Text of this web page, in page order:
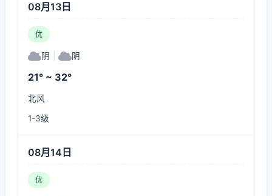
08月13日
优
阴 阴
21° ~ 32°
北风
1-3级
08月14日
优